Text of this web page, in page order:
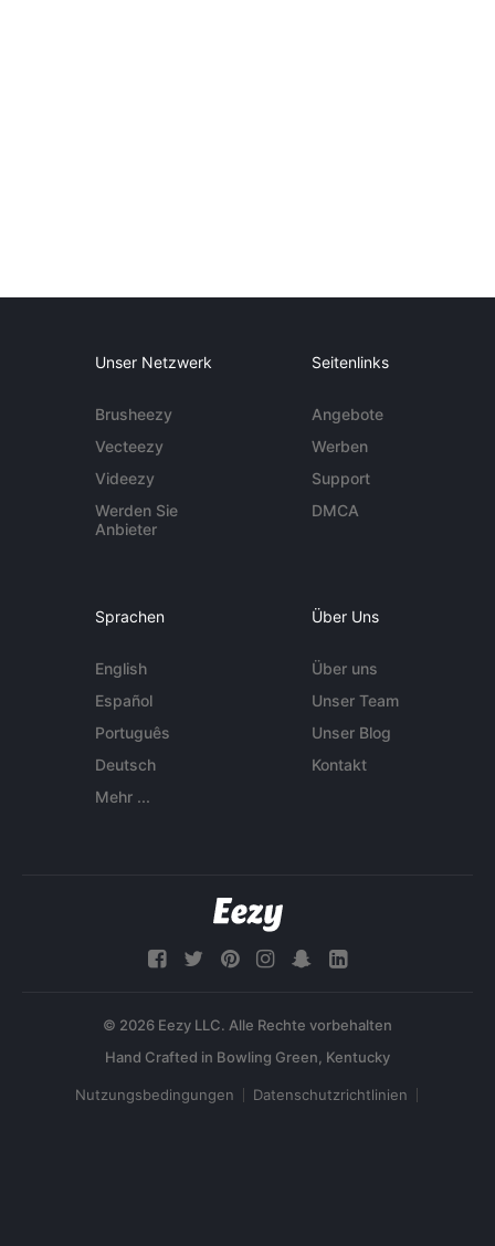
Unser Netzwerk
Brusheezy
Vecteezy
Videezy
Werden Sie
Anbieter
Seitenlinks
Angebote
Werben
Support
DMCA
Sprachen
English
Español
Português
Deutsch
Mehr ...
Über Uns
Über uns
Unser Team
Unser Blog
Kontakt
© 2026 Eezy LLC. Alle Rechte vorbehalten
Nutzungsbedingungen Datenschutzrichtlinien